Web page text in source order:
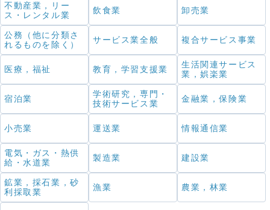
不動産業，リー
ス・レンタル業
飲食業 卸売業
公務（他に分類さ
れるものを除く）
サービス業全般 複合サービス事業
医療，福祉 教育，学習支援業
生活関連サービス
業，娯楽業
宿泊業
学術研究，専門・
技術サービス業
金融業，保険業
小売業 運送業 情報通信業
電気・ガス・熱供
給・水道業
製造業 建設業
鉱業，採石業，砂
利採取業
漁業 農業，林業